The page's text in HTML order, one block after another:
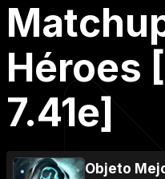
Héroes
7.41e]
Objeto